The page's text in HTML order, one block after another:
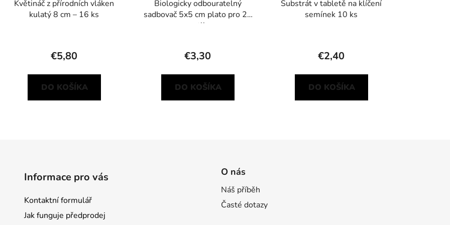
Květináč z přírodních vláken
kulatý 8 cm – 16 ks
€5,80
DO KOŠÍKA
Biologicky odbouratelný
sadbovač 5x5 cm plato pro 20
rostlin
€3,30
DO KOŠÍKA
Substrát v tabletě na klíčení
semínek 10 ks
€2,40
DO KOŠÍKA
Informace pro vás
Kontaktní formulář
Jak funguje předprodej
O nás
Náš příběh
Časté dotazy